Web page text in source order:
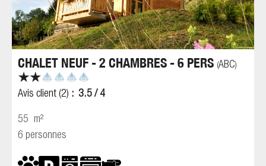
CHALET NEUF - 2 CHAMBRES - 6 PERS (ABC)
Avis client (2) 3.5 / 4
55 m²
6 personnes